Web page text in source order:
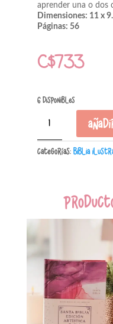
aprender una o dos
Dimensiones: 11 x
Páginas: 56
C$733
6 disponibles
Infográfica
para
Niños
Categorías: Biblia